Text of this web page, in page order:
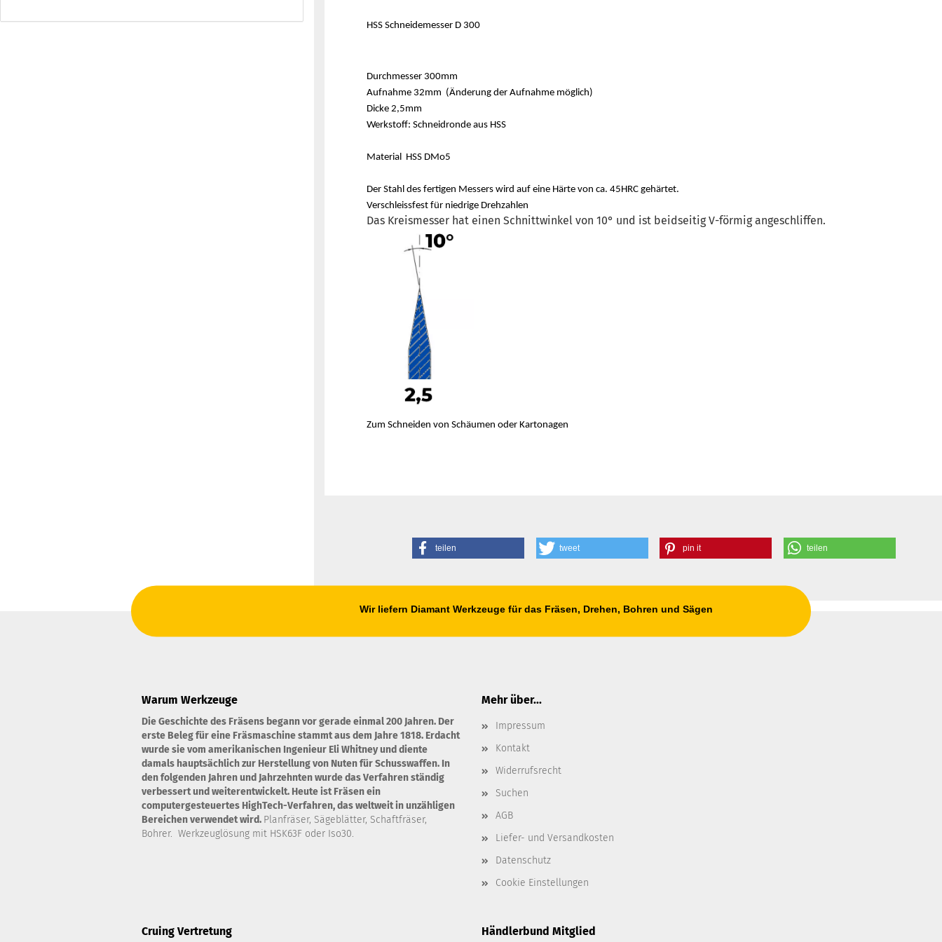
HSS Schneidemesser D 300
Durchmesser 300mm
Aufnahme 32mm (Änderung der Aufnahme möglich)
Dicke 2,5mm
Werkstoff: Schneidronde aus HSS
Material HSS DMo5
Der Stahl des fertigen Messers wird auf eine Härte von ca. 45HRC gehärtet.
Verschleissfest für niedrige Drehzahlen
Das Kreismesser hat einen Schnittwinkel von 10° und ist beidseitig V-förmig angeschliffen.
Zum Schneiden von Schäumen oder Kartonagen
teilen tweet pin it teilen
Wir liefern Diamant Werkzeuge für das Fräsen, Drehen, Bohren und Sägen
Warum Werkzeuge
Die Geschichte des Fräsens begann vor gerade einmal 200 Jahren. Der
erste Beleg für eine Fräsmaschine stammt aus dem Jahre 1818. Erdacht
wurde sie vom amerikanischen Ingenieur Eli Whitney und diente
damals hauptsächlich zur Herstellung von Nuten für Schusswaffen. In
den folgenden Jahren und Jahrzehnten wurde das Verfahren ständig
verbessert und weiterentwickelt. Heute ist Fräsen ein
computergesteuertes HighTech-Verfahren, das weltweit in unzähligen
Bereichen verwendet wird. Planfräser, Sägeblätter, Schaftfräser,
Bohrer. Werkzeuglösung mit HSK63F oder Iso30.
Mehr über...
Impressum
Kontakt
Widerrufsrecht
Suchen
AGB
Liefer- und Versandkosten
Datenschutz
Cookie Einstellungen
Cruing Vertretung Händlerbund Mitglied